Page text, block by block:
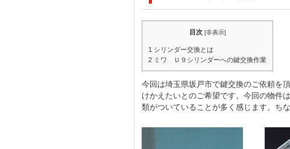
目次 [非表示]
1 シリンダー交換とは
2 ミワ Ｕ９シリンダーへの鍵交換作業
今回は埼玉県坂戸市で鍵交換のご依頼を
けかえたいとのご希望です。 今回の物件
類がついていることが多く感じます。ち